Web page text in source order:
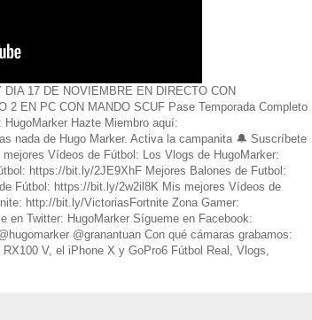
17 DE NOVIEMBRE EN DIRECTO CON
2 EN PC CON MANDO SCUF Pase Temporada Completo
Hazte Miembro aquí:
nada de Hugo Marker. Activa la campanita 🔔 Suscríbete
Vídeos de Fútbol: Los Vlogs de HugoMarker:
https://bit.ly/2JE9XhF Mejores Balones de Futbol:
Fútbol: https://bit.ly/2w2il8K Mis mejores Vídeos de
http://bit.ly/VictoriasFortnite Zona Gamer:
en Twitter: HugoMarker Sígueme en Facebook:
@granantuan Con qué cámaras grabamos:
V, el iPhone X y GoPro6 Fútbol Real, Vlogs,